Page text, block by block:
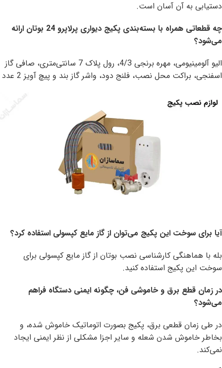
دستیابی به آن آسان است.
چه قطعاتی همراه با بسته‌بندی پکیج دیواری پرلاپرو 24 بوتان ارائه
می‌شود؟
الیو آلومینیومی، مهره برنجی 4/3، رول پلاک 7 سانتی‌متری، صافی گاز
اسفنجی، براکت محل نصب، فلنج دود، واشر گاز بند و پیچ آویز 2 عدد
آیا برای سوخت این پکیج می‌توان از گاز مایع کپسولی استفاده کرد؟
بله با هماهنگی کارشناسی نصب بوتان از گاز مایع کپسولی برای
سوخت این پکیج استفاده کنید.
در زمان قطع برق و خاموشی فن، چگونه ایمنی دستگاه فراهم
می‌شود؟
در طی زمان قطعی برق، پکیج بصورت اتوماتیک خاموش شده، و
بخاطر خاموش شدن شعله و سایر اجزا مشکلی از نظر ایمنی ایجاد
نمی‌کند.